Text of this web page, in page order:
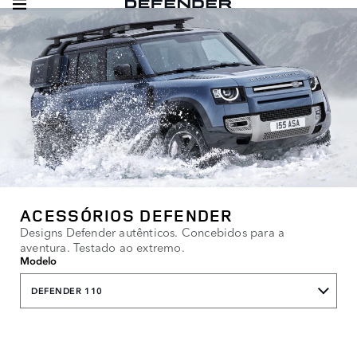
ACESSÓRIOS DEFENDER
Designs Defender autênticos. Concebidos para a
aventura. Testado ao extremo.
Modelo
DEFENDER 110